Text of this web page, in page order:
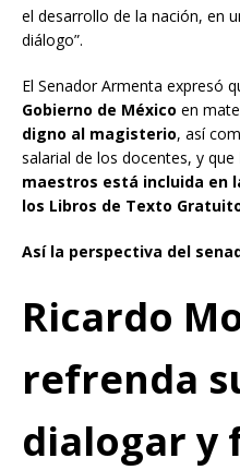
el desarrollo de la nación, en
diálogo”.
El Senador Armenta expresó
Gobierno de México en
digno al magisterio, así
salarial de los docentes, y que
maestros está incluida en
los Libros de Texto
Así la perspectiva del
Ricardo
refrenda
dialogar y